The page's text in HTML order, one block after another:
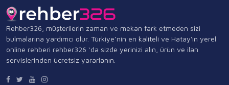
Rehber326, müşterilerin zaman ve mekan fark etmeden sizi
bulmalarına yardımcı olur. Türkiye’nin en kaliteli ve Hatay'ın yerel
online rehberi rehber326 ‘da sizde yerinizi alın, ürün ve ilan
servislerinden ücretsiz yararlanın.